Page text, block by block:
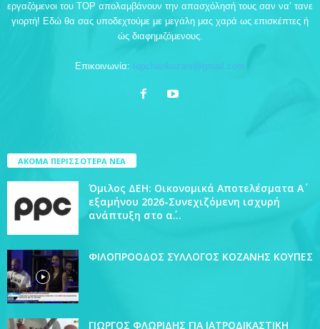
εργαζόμενοι του TOP απολαμβάνουν την απασχόλησή τους σαν να’ τανε
γιορτή! Εδώ θα σας υποδεχτούμε με μεγάλη μας χαρά ως επισκέπτες ή
ώς διαφημιζόμενους.
Επικοινωνία: topchankozani@gmail.com
ΑΚΟΜΑ ΠΕΡΙΣΣΟΤΕΡΑ ΝΕΑ
Όμιλος ΔΕΗ: Οικονομικά Αποτελέσματα Α΄
εξαμήνου 2026-Συνεχιζόμενη ισχυρή
ανάπτυξη στο α΄...
ΦΙΛΟΠΡΟΟΔΟΣ ΣΥΛΛΟΓΟΣ ΚΟΖΑΝΗΣ ΚΟΥΠΕΣ
ΓΙΩΡΓΟΣ ΦΛΩΡΙΔΗΣ ΓΙΑ ΙΑΤΡΟΔΙΚΑΣΤΙΚΗ